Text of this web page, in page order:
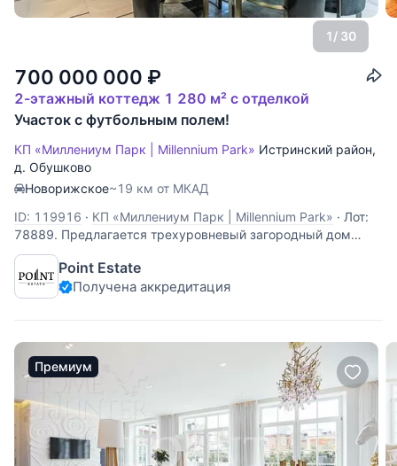
1/ 30
700 000 000 ₽
2-этажный коттедж 1 280 м² с отделкой
Участок с футбольным полем!
КП «Миллениум Парк | Millennium Park» Истринский район,
д. Обушково
Новорижское~19 км от МКАД
ID: 119916 · КП «Миллениум Парк | Millennium Park» · Лот:
78889. Предлагается трехуровневый загородный дом
площадью 700 кв.м под ключ, частично с мебелью,
расположенный на участке 31,19 сотки с футбольным
полем и превосходным ландшафтным дизайном в
Point Estate
Получена аккредитация
Премиум